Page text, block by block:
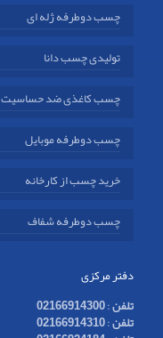
چسب دوطرفه ژله ای
تولیدی چسب دانا
چسب کاغذی ضد حساسیت
چسب دوطرفه موبایل
خرید چسب از کارخانه
چسب دوطرفه شفاف
دفتر مرکزی
تلفن:
02166914300
تلفن:
02166914310